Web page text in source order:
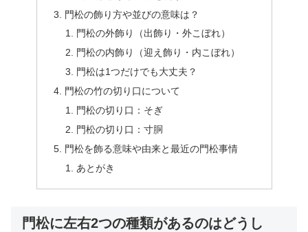
門松の飾り方や並びの意味は？
門松の外飾り（出飾り・外こぼれ）
門松の内飾り（迎え飾り・内こぼれ）
門松は1つだけでも大丈夫？
門松の竹の切り口について
門松の切り口：そぎ
門松の切り口：寸胴
門松を飾る意味や由来と最近の門松事情
あとがき
門松に左右2つの種類があるのはどうし